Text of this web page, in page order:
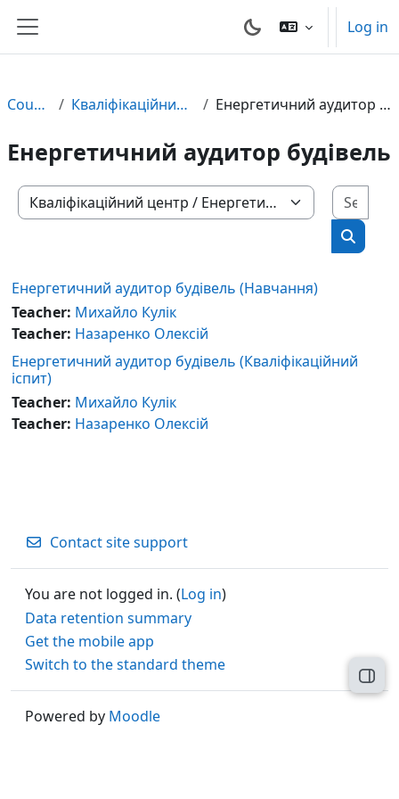
Side panel
Log in
Courses Кваліфікаційний центр Енергетичний аудитор будівель
Енергетичний аудитор будівель
Course categories
Search
Енергетичний аудитор будівель (Навчання)
Teacher: Михайло Кулік
Teacher: Назаренко Олексій
Енергетичний аудитор будівель (Кваліфікаційний
іспит)
Teacher: Михайло Кулік
Teacher: Назаренко Олексій
Contact site support
You are not logged in. (Log in)
Data retention summary
Get the mobile app
Switch to the standard theme
Powered by Moodle